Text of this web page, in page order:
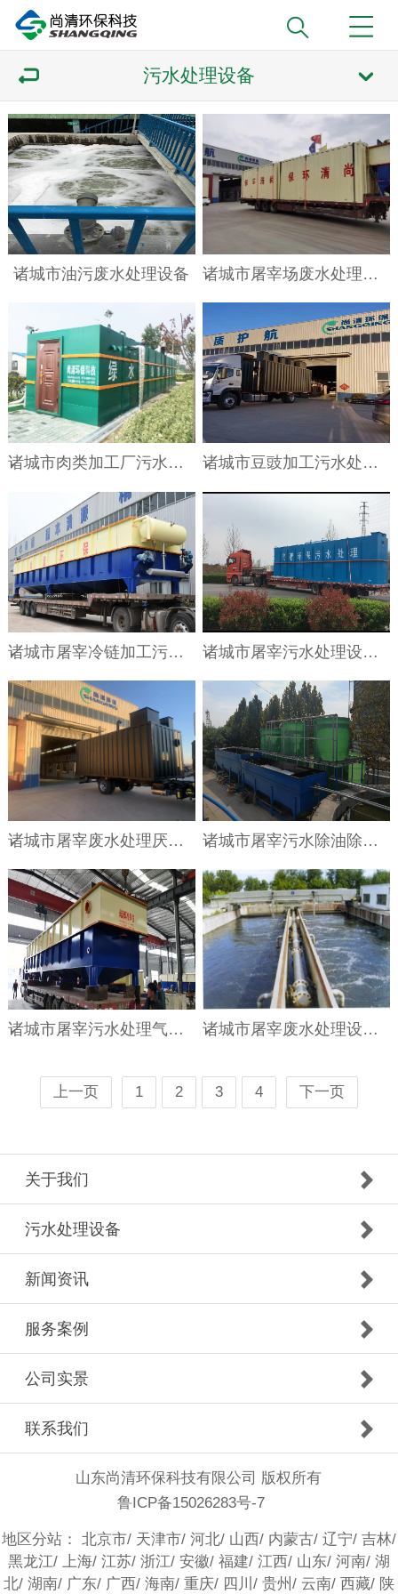
污水处理设备
诸城市油污废水处理设备 诸城市屠宰场废水处理技术
诸城市肉类加工厂污水处理设备 诸城市豆豉加工污水处理设备
诸城市屠宰冷链加工污水处理设备 诸城市屠宰污水处理设备循环水工艺
诸城市屠宰废水处理厌氧反应器的应用 诸城市屠宰污水除油除毛发设备
诸城市屠宰污水处理气浮机 诸城市屠宰废水处理设备的工艺
上一页 1 2 3 4 下一页
关于我们
污水处理设备
新闻资讯
服务案例
公司实景
联系我们
山东尚清环保科技有限公司 版权所有
鲁ICP备15026283号-7
地区分站： 北京市/ 天津市/ 河北/ 山西/ 内蒙古/ 辽宁/ 吉林/
黑龙江/ 上海/ 江苏/ 浙江/ 安徽/ 福建/ 江西/ 山东/ 河南/ 湖
北/ 湖南/ 广东/ 广西/ 海南/ 重庆/ 四川 / 贵州 / 云南/ 西藏/ 陕